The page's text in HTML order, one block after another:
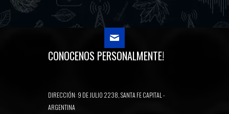
CONOCENOS PERSONALMENTE!
DIRECCIÓN: 9 DE JULIO 2238, SANTA FE CAPITAL -
ARGENTINA